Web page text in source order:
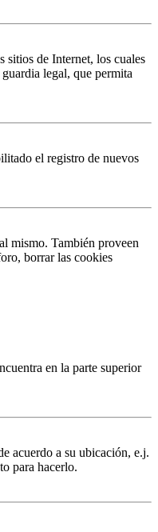
sitios de Internet, los cuales
legal, que permita
el registro de nuevos
mismo. También proveen
borrar las cookies
en la parte superior
acuerdo a su ubicación, e.j.
para hacerlo.